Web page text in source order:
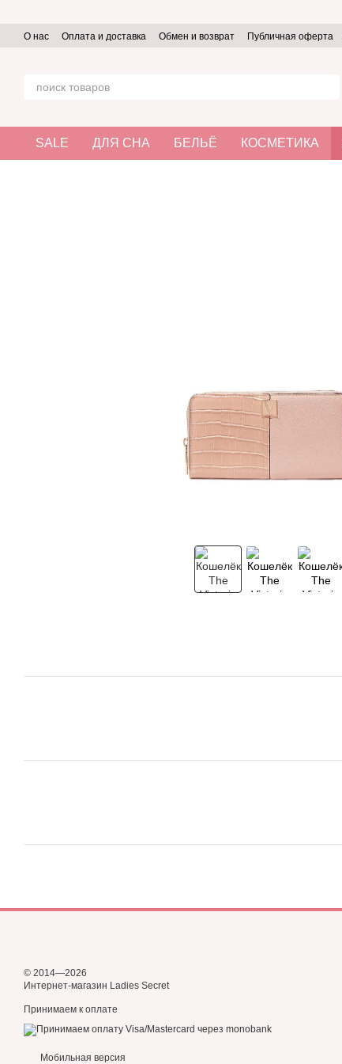
О нас Оплата и доставка Обмен и возврат Публичная оферта
SALE ДЛЯ СНА БЕЛЬЁ КОСМЕТИКА
© 2014—2026
Интернет-магазин Ladies Secret
Принимаем к оплате
Мобильная версия